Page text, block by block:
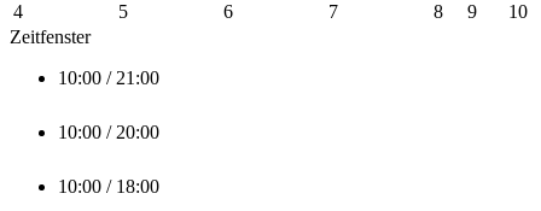
4
5 6 7 8 9
10
Zeitfenster
10:00 / 21:00
10:00 / 20:00
10:00 / 18:00